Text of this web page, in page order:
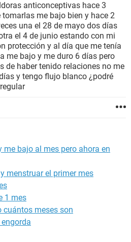
anticonceptivas hace 3
tomarlas me bajo bien y hace 2
una el 28 de mayo dos días
el 4 de junio estando con mi
protección y al día que me tenía
me bajo y me duro 6 días pero
de haber tenido relaciones no me
y tengo flujo blanco ¿podré
me bajo al mes pero ahora en
menstruar el primer mes
1 mes
cuántos meses son